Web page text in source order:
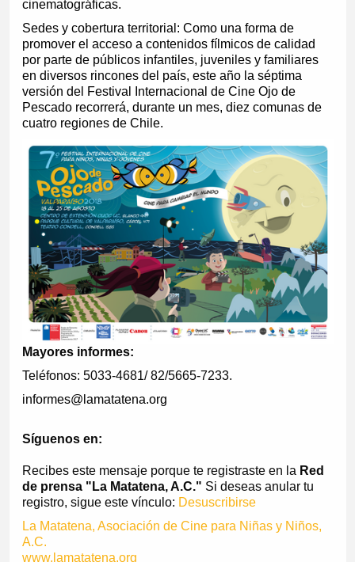
cinematográficas.
Sedes y cobertura territorial: Como una forma de
promover el acceso a contenidos fílmicos de calidad
por parte de públicos infantiles, juveniles y familiares
en diversos rincones del país, este año la séptima
versión del Festival Internacional de Cine Ojo de
Pescado recorrerá, durante un mes, diez comunas de
cuatro regiones de Chile.
Mayores informes:
Teléfonos: 5033-4681/ 82/5665-7233.
informes@lamatatena.org
Síguenos en:
Recibes este mensaje porque te registraste en la Red
de prensa "La Matatena, A.C." Si deseas anular tu
registro, sigue este vínculo: Desuscribirse
La Matatena, Asociación de Cine para Niñas y Niños,
A.C.
www.lamatatena.org